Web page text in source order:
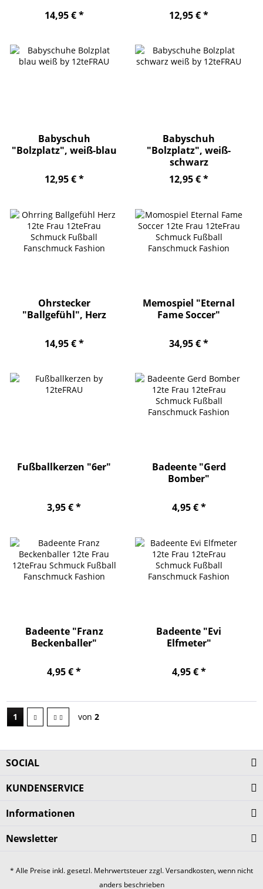
14,95 € * 12,95 € *
Babyschuh
"Bolzplatz", weiß-blau
12,95 € *
Babyschuh
"Bolzplatz", weiß-
schwarz
12,95 € *
Ohrstecker
"Ballgefühl", Herz
14,95 € *
Memospiel "Eternal
Fame Soccer"
34,95 € *
Fußballkerzen "6er"
3,95 € *
Badeente "Gerd
Bomber"
4,95 € *
Badeente "Franz
Beckenballer"
4,95 € *
Badeente "Evi
Elfmeter"
4,95 € *
1 von2
SOCIAL
KUNDENSERVICE
Informationen
Newsletter
* Alle Preise inkl. gesetzl. Mehrwertsteuer zzgl.Versandkosten, wenn nicht
anders beschrieben